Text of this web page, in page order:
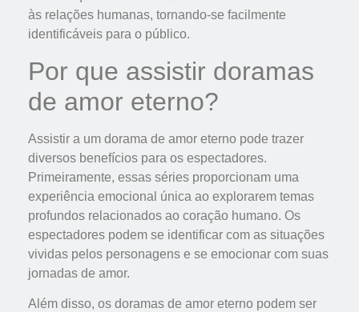
às relações humanas, tornando-se facilmente
identificáveis para o público.
Por que assistir doramas
de amor eterno?
Assistir a um dorama de amor eterno pode trazer
diversos benefícios para os espectadores.
Primeiramente, essas séries proporcionam uma
experiência emocional única ao explorarem temas
profundos relacionados ao coração humano. Os
espectadores podem se identificar com as situações
vividas pelos personagens e se emocionar com suas
jornadas de amor.
Além disso, os doramas de amor eterno podem ser